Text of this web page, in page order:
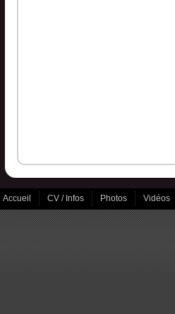
Accueil CV / Infos Photos Vidéos